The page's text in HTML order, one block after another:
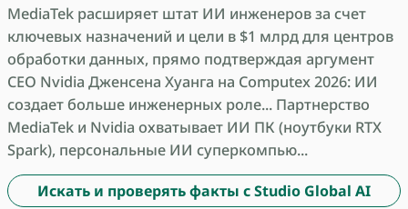
MediaTek расширяет штат ИИ инженеров за счет
ключевых назначений и цели в $1 млрд для центров
обработки данных, прямо подтверждая аргумент
CEO Nvidia Дженсена Хуанга на Computex 2026: ИИ
создает больше инженерных роле... Партнерство
MediaTek и Nvidia охватывает ИИ ПК (ноутбуки RTX
Spark), персональные ИИ суперкомпью...
Искать и проверять факты с Studio Global AI